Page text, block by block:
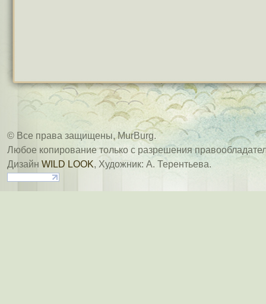
© Все права защищены, MurBurg.
Любое копирование только с разрешения
Дизайн WILD LOOK, Художник: А. Терентьева.